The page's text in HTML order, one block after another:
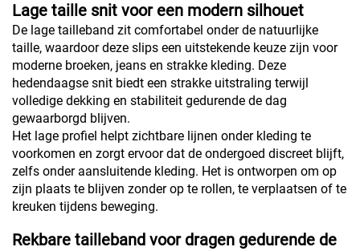
Lage taille snit voor een modern silhouet
De lage tailleband zit comfortabel onder de natuurlijke
taille, waardoor deze slips een uitstekende keuze zijn voor
moderne broeken, jeans en strakke kleding. Deze
hedendaagse snit biedt een strakke uitstraling terwijl
volledige dekking en stabiliteit gedurende de dag
gewaarborgd blijven.
Het lage profiel helpt zichtbare lijnen onder kleding te
voorkomen en zorgt ervoor dat de ondergoed discreet blijft,
zelfs onder aansluitende kleding. Het is ontworpen om op
zijn plaats te blijven zonder op te rollen, te verplaatsen of te
kreuken tijdens beweging.
Rekbare tailleband voor dragen gedurende de